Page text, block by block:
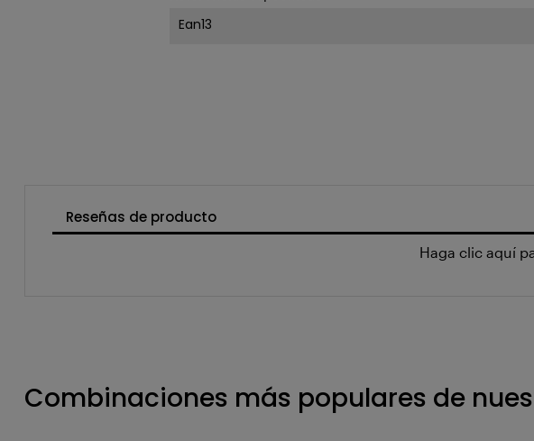
Ean13
Reseñas de producto
Haga clic aquí
Combinaciones más populares de